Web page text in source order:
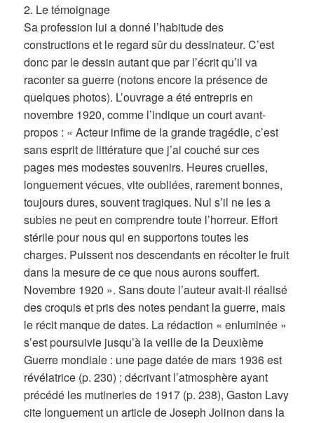
2. Le témoignage
Sa profession lui a donné l’habitude des
constructions et le regard sûr du dessinateur. C’est
donc par le dessin autant que par l’écrit qu’il va
raconter sa guerre (notons encore la présence de
quelques photos). L’ouvrage a été entrepris en
novembre 1920, comme l’indique un court avant-
propos : « Acteur infime de la grande tragédie, c’est
sans esprit de littérature que j’ai couché sur ces
pages mes modestes souvenirs. Heures cruelles,
longuement vécues, vite oubliées, rarement bonnes,
toujours dures, souvent tragiques. Nul s’il ne les a
subies ne peut en comprendre toute l’horreur. Effort
stérile pour nous qui en supportons toutes les
charges. Puissent nos descendants en récolter le fruit
dans la mesure de ce que nous aurons souffert.
Novembre 1920 ». Sans doute l’auteur avait-il réalisé
des croquis et pris des notes pendant la guerre, mais
le récit manque de dates. La rédaction « enluminée »
s’est poursuivie jusqu’à la veille de la Deuxième
Guerre mondiale : une page datée de mars 1936 est
révélatrice (p. 230) ; décrivant l’atmosphère ayant
précédé les mutineries de 1917 (p. 238), Gaston Lavy
cite longuement un article de Joseph Jolinon dans la